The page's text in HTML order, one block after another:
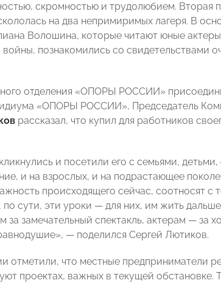
скромностью и трудолюбием. Вторая
на два непримиримых лагеря. В
Волошина, которые читают юные
познакомились со свидетельствами
отделения «ОПОРЫ РОССИИ»
«ОПОРЫ РОССИИ», Председатель
рассказал, что купил для работников
и посетили его с семьями,
и на взрослых, и на подрастающее
происходящего сейчас, соотносят с
сути, эти уроки — для них, им жить
за замечательный спектакль, актерам — за
— поделился Сергей Лютиков.
отметили, что местные предприниматели
проектах, важных в текущей обстановке.